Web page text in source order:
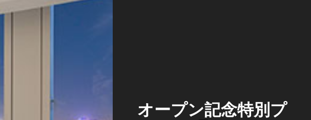
オープン記念特別プ